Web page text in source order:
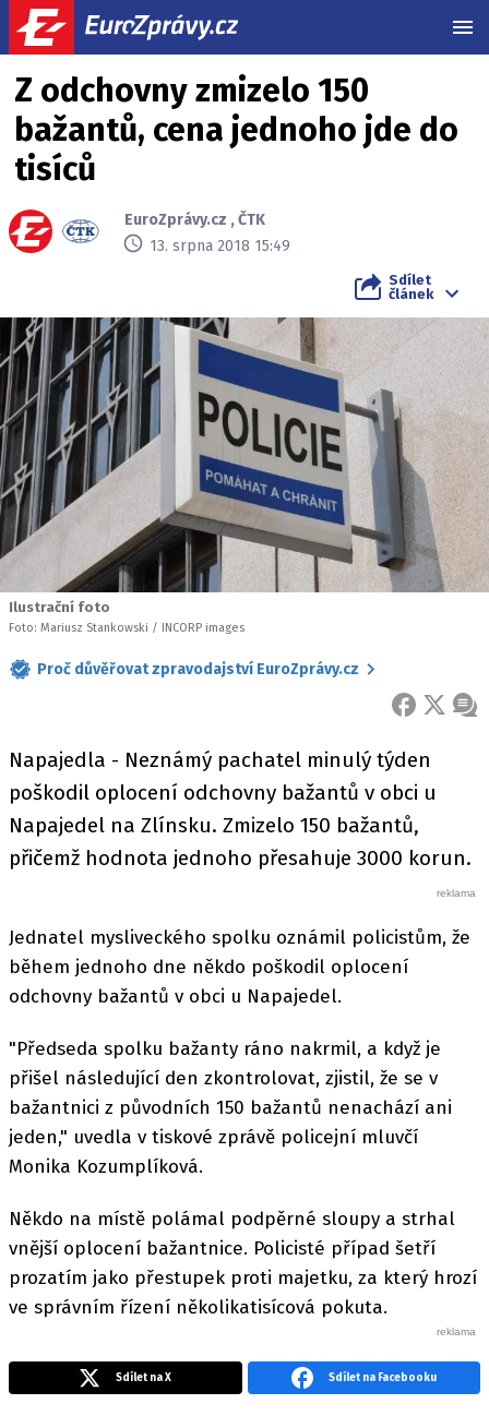
Z odchovny zmizelo 150
bažantů, cena jednoho jde do
tisíců
EuroZprávy.cz ,ČTK
13. srpna 2018 15:49
Sdílet
článek
Ilustrační foto
Foto: Mariusz Stankowski / INCORP images
Proč důvěřovat zpravodajství EuroZprávy.cz
FACEBOOK
X
Napajedla - Neznámý pachatel minulý týden
poškodil oplocení odchovny bažantů v obci u
Napajedel na Zlínsku. Zmizelo 150 bažantů,
přičemž hodnota jednoho přesahuje 3000 korun.
Jednatel mysliveckého spolku oznámil policistům, že
během jednoho dne někdo poškodil oplocení
odchovny bažantů v obci u Napajedel.
"Předseda spolku bažanty ráno nakrmil, a když je
přišel následující den zkontrolovat, zjistil, že se v
bažantnici z původních 150 bažantů nenachází ani
jeden," uvedla v tiskové zprávě policejní mluvčí
Monika Kozumplíková.
Někdo na místě polámal podpěrné sloupy a strhal
vnější oplocení bažantnice. Policisté případ šetří
prozatím jako přestupek proti majetku, za který hrozí
ve správním řízení několikatisícová pokuta.
Sdílet na X Sdílet na Facebooku